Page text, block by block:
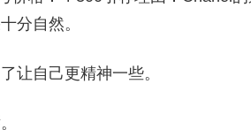
分自然。
让自己更精神一些。